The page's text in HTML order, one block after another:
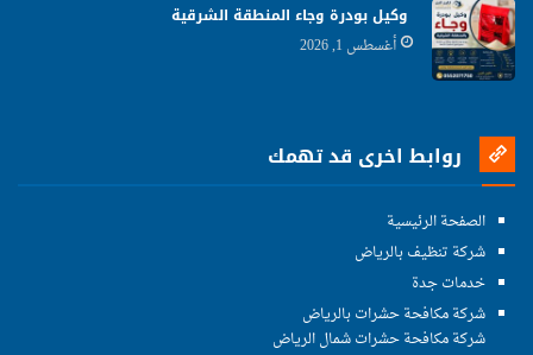
وكيل بودرة وجاء المنطقة الشرقية
أغسطس 1, 2026
روابط اخرى قد تهمك
الصفحة الرئيسية
شركة تنظيف بالرياض
خدمات جدة
شركة مكافحة حشرات بالرياض
شركة مكافحة حشرات شمال الرياض